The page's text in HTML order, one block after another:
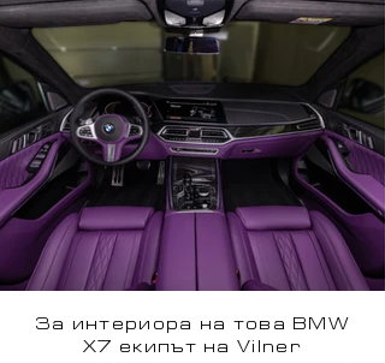
За интериора на това BMW
X7 екипът на Vilner